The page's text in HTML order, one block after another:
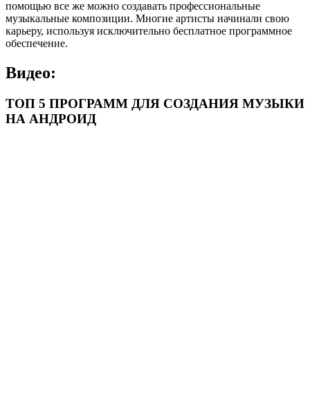
помощью все же можно создавать профессиональные
музыкальные композиции. Многие артисты начинали свою
карьеру, используя исключительно бесплатное программное
обеспечение.
Видео:
ТОП 5 ПРОГРАММ ДЛЯ СОЗДАНИЯ МУЗЫКИ
НА АНДРОИД